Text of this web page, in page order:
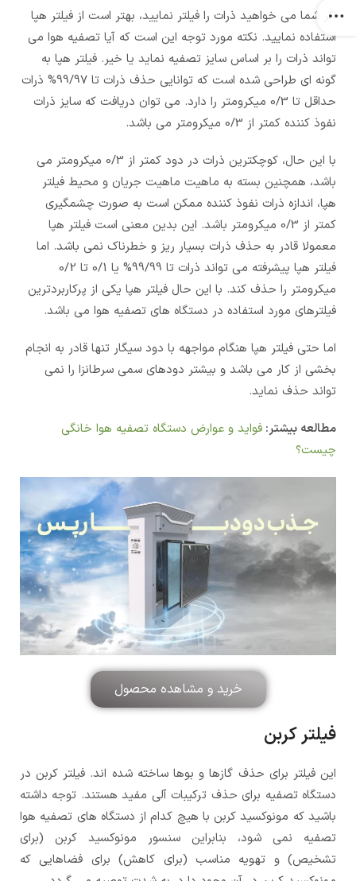
اگر شما می خواهید ذرات را فیلتر نمایید، بهتر است از فیلتر هپا
استفاده نمایید. نکته مورد توجه این است که آیا تصفیه هوا می
تواند ذرات را بر اساس سایز تصفیه نماید یا خیر. فیلتر هپا به
گونه ای طراحی شده است که توانایی حذف ذرات تا 99/97% ذرات
حداقل تا 0/3 میکرومتر را دارد. می توان دریافت که سایز ذرات
نفوذ کننده کمتر از 0/3 میکرومتر می باشد.
با این حال، کوچکترین ذرات در دود کمتر از 0/3 میکرومتر می
باشد، همچنین بسته به ماهیت ماهیت جریان و محیط فیلتر
هپا، اندازه ذرات نفوذ کننده ممکن است به صورت چشمگیری
کمتر از 0/3 میکرومتر باشد. این بدین معنی است فیلتر هپا
معمولا قادر به حذف ذرات بسیار ریز و خطرناک نمی باشد. اما
فیلتر هپا پیشرفته می تواند ذرات تا 99/99% یا 0/1 تا 0/2
میکرومتر را حذف کند. با این حال فیلتر هپا یکی از پرکاربردترین
فیلترهای مورد استفاده در دستگاه های تصفیه هوا می باشد.
اما حتی فیلتر هپا هنگام مواجهه با دود سیگار تنها قادر به انجام
بخشی از کار می باشد و بیشتر دودهای سمی سرطانزا را نمی
تواند حذف نماید.
مطالعه بیشتر: فواید و عوارض دستگاه تصفیه هوا خانگی
چیست؟
خرید و مشاهده محصول
فیلتر کربن
این فیلتر برای حذف گازها و بوها ساخته شده اند. فیلتر کربن در
دستگاه تصفیه برای حذف ترکیبات آلی مفید هستند. توجه داشته
باشید که مونوکسید کربن با هیچ کدام از دستگاه های تصفیه هوا
تصفیه نمی شود، بنابراین سنسور مونوکسید کربن (برای
تشخیص) و تهویه مناسب (برای کاهش) برای فضاهایی که